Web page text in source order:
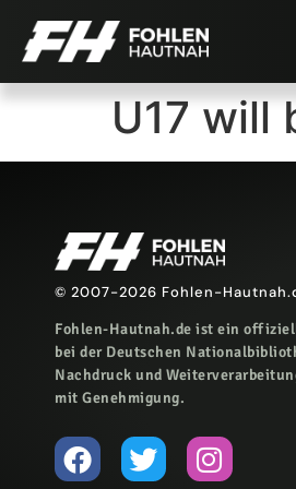
U17 will
© 2007-2026 Fohlen-
Fohlen-Hautnah.de ist ein
bei der Deutschen
Nachdruck und
mit Genehmigung.